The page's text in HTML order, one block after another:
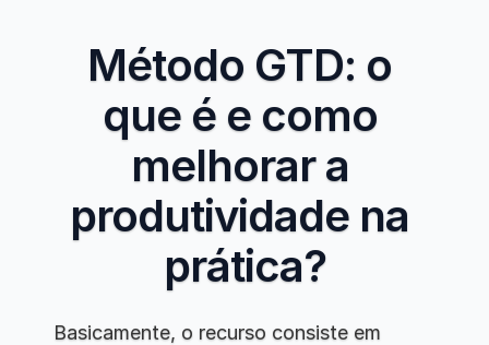
Método GTD: o
que é e como
melhorar a
produtividade na
prática?
Basicamente, o recurso consiste em